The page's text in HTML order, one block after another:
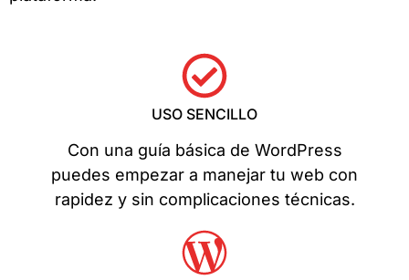
USO SENCILLO
Con una guía básica de WordPress
puedes empezar a manejar tu web con
rapidez y sin complicaciones técnicas.